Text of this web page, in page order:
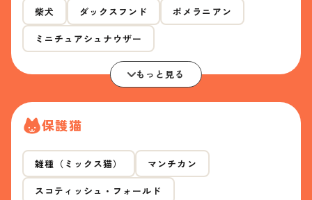
柴犬 ダックスフンド ポメラニアン
ミニチュアシュナウザー
もっと見る
保護猫
雑種（ミックス猫） マンチカン
スコティッシュ・フォールド